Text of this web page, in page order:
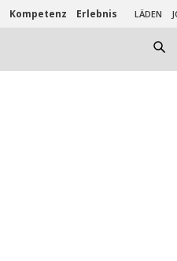
Kompetenz Erlebnis LÄDEN